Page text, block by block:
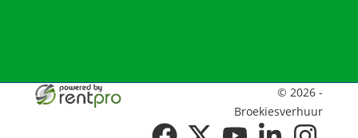
© 2026 -
Broekiesverhuur
facebooktwitter youtubelinkedininstagram